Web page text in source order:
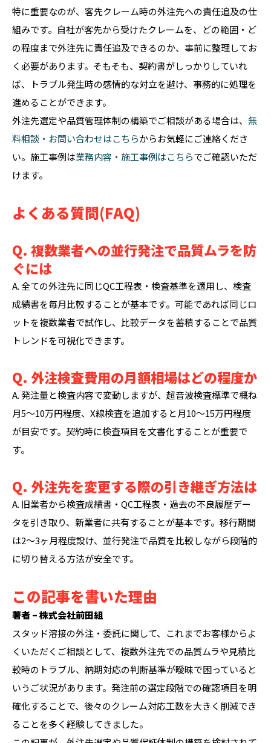
特に重要なのが、客先クレーム時の外注先への責任追及の仕
組みです。自社が客先から受けたクレームを、どの範囲・ど
の程度まで外注先に責任追及できるのか、事前に整理してお
く必要があります。そもそも、契約書がしっかりしていれ
ば、トラブル発生時の感情的な対立を避け、事務的に処理を
進めることができます。
外注先選定や品質管理体制の構築でご相談がある場合は、 無
料相談・お問い合わせはこちらからお気軽にご連絡くださ
い。施工事例は業務内容・施工事例はこちらでご確認いただ
けます。
よくある質問(FAQ)
Q. 複数業者への並行発注で品質ムラを防
ぐには
A. 全ての外注先に同じQC工程表・検査基準を適用し、検査
成績書を毎月比較することが基本です。可能であれば同じロ
ットを複数業者で試作し、比較データを蓄積することで品質
トレンドを可視化できます。
Q. 外注検査費用の月額相場はどの程度か
A. 発注量と検査内容で変動しますが、超音波検査標準で概ね
月5〜10万円程度、X線検査を追加すると月10〜15万円程度
が目安です。契約時に検査項目を文書化することが重要で
す。
Q. 外注先を変更する際の引き継ぎ方法は
A. 旧業者から検査成績書・QC工程表・過去の不良履歴デー
タを引き取り、新業者に共有することが基本です。移行期間
は2〜3ヶ月程度設け、並行発注で品質を比較しながら段階的
に切り替える方法が安全です。
この記事を書いた理由
著者 – 株式会社前田組
スタッド溶接の外注・委託に関して、これまでお客様からよ
くいただくご相談として、複数外注先での品質ムラや見積比
較時のトラブル、納期対応の判断基準が曖昧で困っていると
いうご状況があります。発注前の選定段階での確認項目を明
確化することで、後々のクレーム対応工数を大きく削減でき
ることを多く経験してきました。